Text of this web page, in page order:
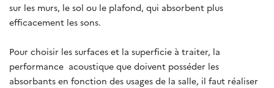
sur les murs, le sol ou le plafond, qui absorbent plus
efficacement les sons.
Pour choisir les surfaces et la superficie à traiter, la
performance acoustique que doivent posséder les
absorbants en fonction des usages de la salle, il faut réaliser